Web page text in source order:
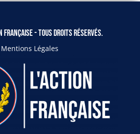
Française - Tous droits réservés.
Mentions Légales